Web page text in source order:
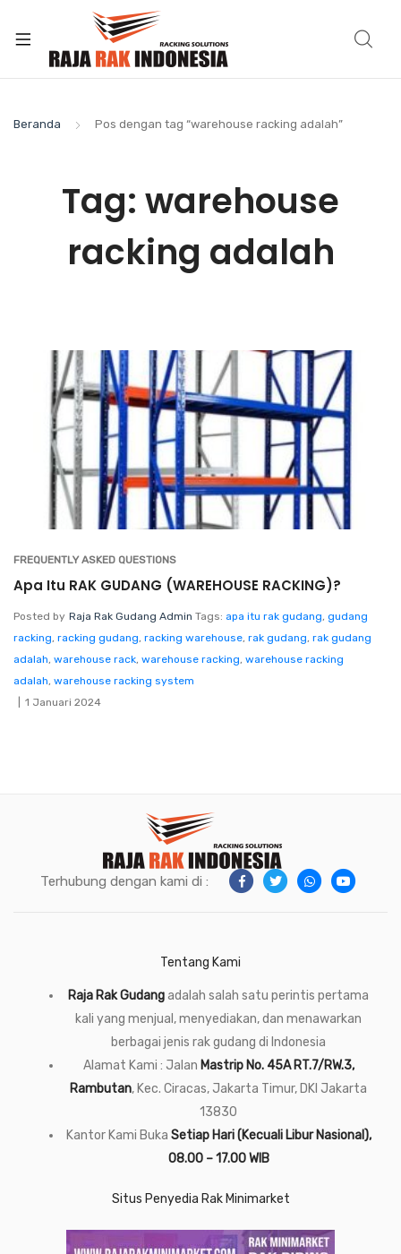
Beranda Pos dengan tag “warehouse racking adalah”
Tag: warehouse
racking adalah
FREQUENTLY ASKED QUESTIONS
Apa Itu RAK GUDANG (WAREHOUSE RACKING)?
Posted by Raja Rak Gudang Admin Tags: apa itu rak gudang, gudang
racking, racking gudang, racking warehouse, rak gudang, rak gudang
adalah, warehouse rack, warehouse racking, warehouse racking
adalah, warehouse racking system
1 Januari 2024
Terhubung dengan kami di :
Tentang Kami
Raja Rak Gudangadalah salah satu perintis pertama
kali yang menjual, menyediakan, dan menawarkan
berbagai jenis rak gudang di Indonesia
Alamat Kami : Jalan Mastrip No. 45A RT.7/RW.3,
Rambutan, Kec. Ciracas, Jakarta Timur, DKI Jakarta
13830
Kantor Kami Buka Setiap Hari (Kecuali Libur Nasional),
08.00 – 17.00 WIB
Situs Penyedia Rak Minimarket